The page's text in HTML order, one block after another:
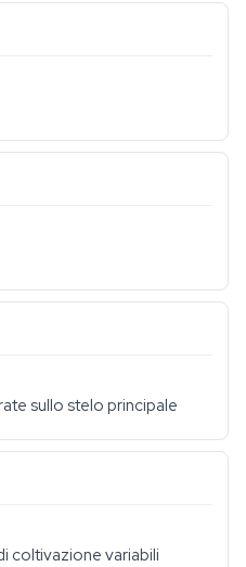
sullo stelo principale
coltivazione variabili